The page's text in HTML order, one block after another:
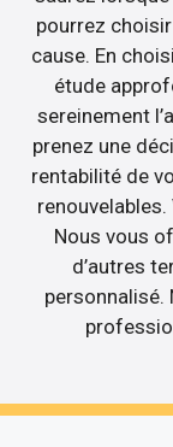
pourrez
cause. En
étude
sereinement
prenez une
rentabilité de
Nous vous
d’autres
personnalisé.